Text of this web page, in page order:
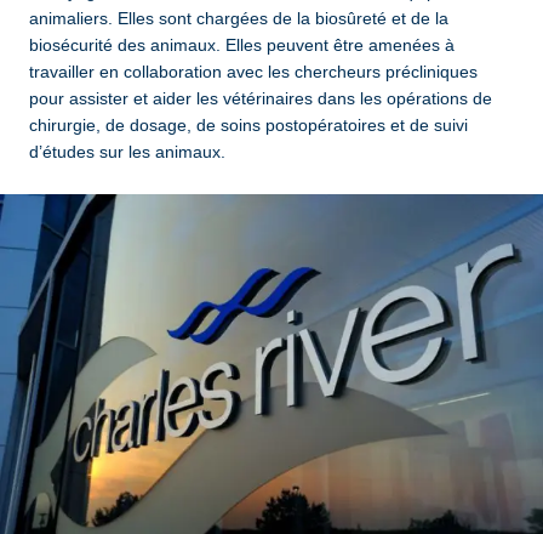
animaliers. Elles sont chargées de la biosûreté et de la
biosécurité des animaux. Elles peuvent être amenées à
travailler en collaboration avec les chercheurs précliniques
pour assister et aider les vétérinaires dans les opérations de
chirurgie, de dosage, de soins postopératoires et de suivi
d’études sur les animaux.